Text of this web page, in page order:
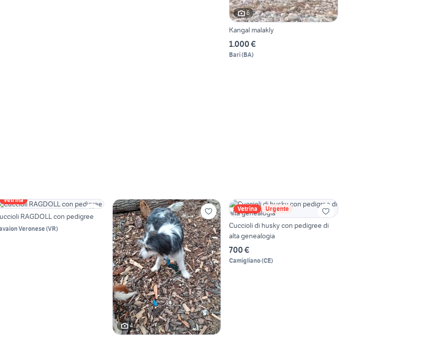
6
Kangal malakly
1.000 €
Bari(BA)
Vetrina
RAGDOLL con pedigree
Veronese(VR)
4
Vetrina Urgente
Cuccioli di husky con pedigree di
alta genealogia
700 €
Camigliano(CE)